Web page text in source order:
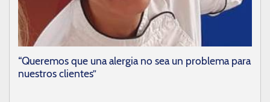
“Queremos que una alergia no sea un problema para
nuestros clientes”